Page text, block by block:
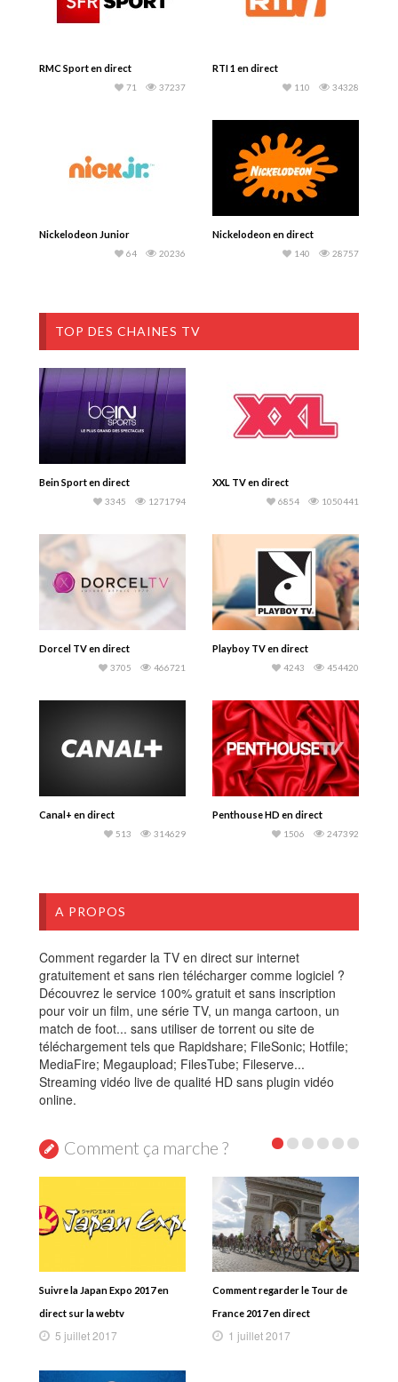
RMC Sport en direct
37237
71
RTI 1 en direct
34328
110
Nickelodeon Junior
20236
64
Nickelodeon en direct
28757
140
TOP DES CHAINES TV
Bein Sport en direct
1271794
3345
XXL TV en direct
1050441
6854
Dorcel TV en direct
466721
3705
Playboy TV en direct
454420
4243
Canal+ en direct
314629
513
Penthouse HD en direct
247392
1506
A PROPOS
Comment regarder la TV en direct sur internet
gratuitement et sans rien télécharger comme logiciel ?
Découvrez le service 100% gratuit et sans inscription
pour voir un film, une série TV, un manga cartoon, un
match de foot... sans utiliser de torrent ou site de
téléchargement tels que Rapidshare; FileSonic; Hotfile;
MediaFire; Megaupload; FilesTube; Fileserve...
Streaming vidéo live de qualité HD sans plugin vidéo
online.
Comment ça marche ?
Suivre la Japan Expo 2017 en
direct sur la webtv
5 juillet 2017
Comment regarder le Tour de
France 2017 en direct
1 juillet 2017